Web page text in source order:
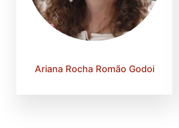
Ariana Rocha Romão Godoi